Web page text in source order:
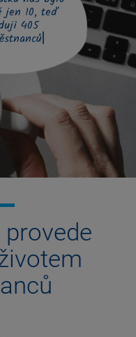
jen 10, teď
405
a 87 uc
provede